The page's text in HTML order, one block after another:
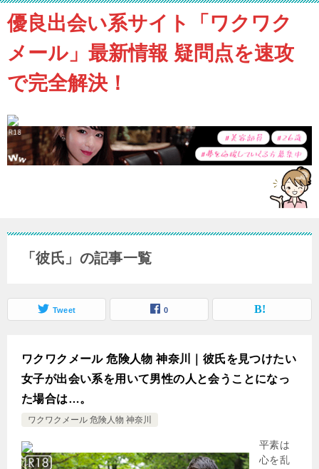
優良出会い系サイト「ワクワク
メール」最新情報 疑問点を速攻
で完全解決！
「彼氏」の記事一覧
Tweet 0
ワクワクメール 危険人物 神奈川｜彼氏を見つけたい
女子が出会い系を用いて男性の人と会うことになっ
た場合は…。
ワクワクメール 危険人物 神奈川
平素は
心を乱